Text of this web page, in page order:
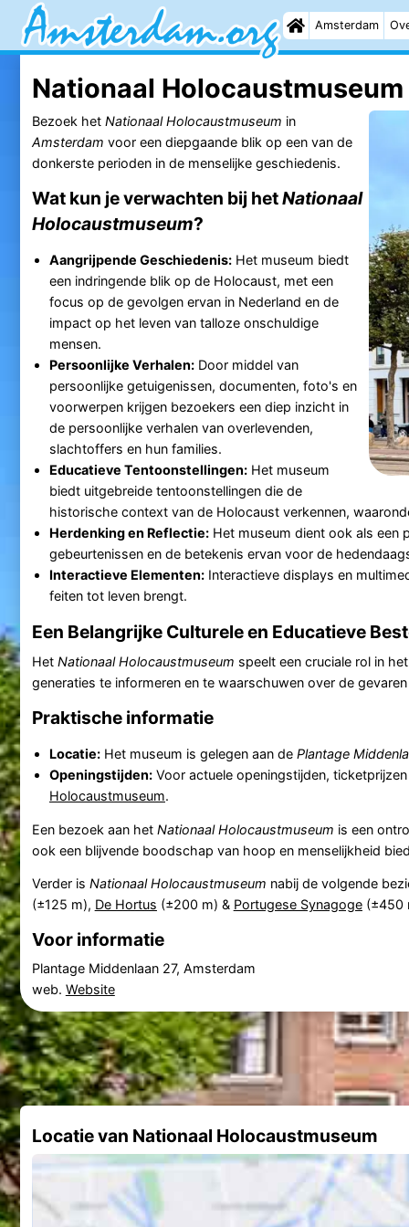
Amsterdam
Nationaal Holocaustmuseum
Bezoek het Nationaal Holocaustmuseum in
Amsterdam voor een diepgaande blik op een van de
donkerste perioden in de menselijke geschiedenis.
Wat kun je verwachten bij hetNationaal
Holocaustmuseum?
Aangrijpende Geschiedenis:Het museum biedt
een indringende blik op de Holocaust, met een
focus op de gevolgen ervan in Nederland en de
impact op het leven van talloze onschuldige
mensen.
Persoonlijke Verhalen:Door middel van
persoonlijke getuigenissen, documenten, foto's en
voorwerpen krijgen bezoekers een diep inzicht in
de persoonlijke verhalen van overlevenden,
slachtoffers en hun families.
Educatieve Tentoonstellingen:Het museum
biedt uitgebreide tentoonstellingen die de
historische context van de Holocaust verkennen,
Herdenking en Reflectie:Het museum dient ook als een
gebeurtenissen en de betekenis ervan voor de
Interactieve Elementen:Interactieve displays en
feiten tot leven brengt.
Een Belangrijke Culturele en Educatieve
Het Nationaal Holocaustmuseum speelt een cruciale rol in
generaties te informeren en te waarschuwen over de
Praktische informatie
Locatie:Het museum is gelegen aan de Plantage
Openingstijden:Voor actuele openingstijden,
Holocaustmuseum.
Een bezoek aan het Nationaal Holocaustmuseum is een
ook een blijvende boodschap van hoop en menselijkheid
Verder is Nationaal Holocaustmuseum nabij de volgende
(±125 m), De Hortus (±200 m) & Portugese Synagoge(±450
Voor informatie
Plantage Middenlaan 27, Amsterdam
web. Website
Locatie van Nationaal Holocaustmuseum